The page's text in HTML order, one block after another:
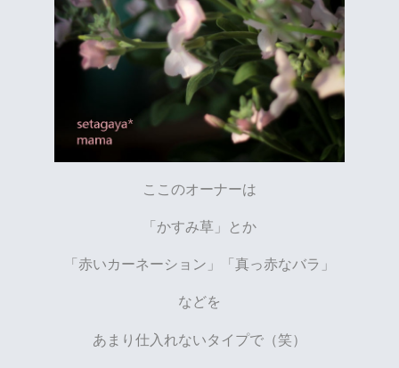
ここのオーナーは
「かすみ草」とか
「赤いカーネーション」「真っ赤なバラ」
などを
あまり仕入れないタイプで（笑）